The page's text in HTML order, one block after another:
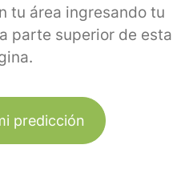
tu área ingresando tu
parte superior de esta
predicción